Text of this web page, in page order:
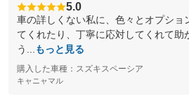
5.0
車の詳しくない私に、色々とオプショ
てくれたり、丁寧に応対してくれて助
う...
もっと見る
購入した車種：スズキスペーシア
キャニャマル